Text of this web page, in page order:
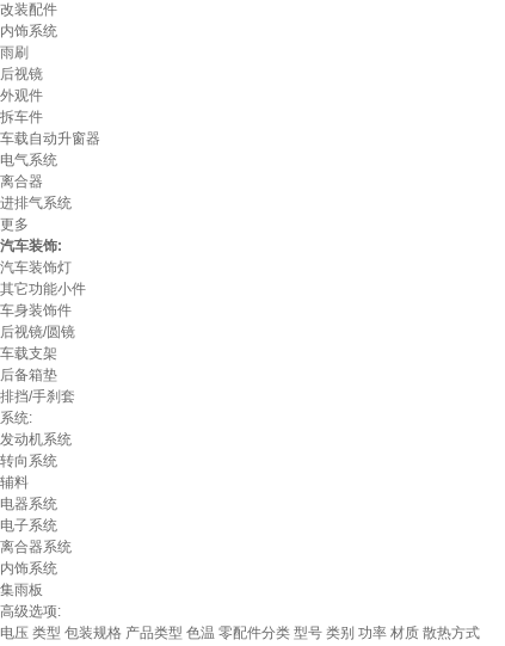
改装配件
内饰系统
雨刷
后视镜
外观件
拆车件
车载自动升窗器
电气系统
离合器
进排气系统
更多
汽车装饰:
汽车装饰灯
其它功能小件
车身装饰件
后视镜/圆镜
车载支架
后备箱垫
排挡/手刹套
系统:
发动机系统
转向系统
辅料
电器系统
电子系统
离合器系统
内饰系统
集雨板
高级选项:
电压 类型 包装规格 产品类型 色温 零配件分类 型号 类别 功率 材质 散热方式